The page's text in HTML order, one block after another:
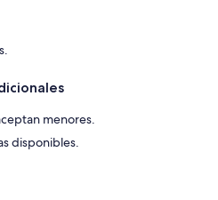
menores.
disponibles.